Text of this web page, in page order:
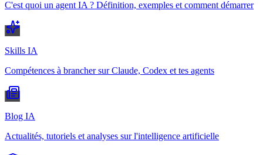
C'est quoi un agent IA ? Définition, exemples et comment démarrer
Skills IA
Compétences à brancher sur Claude, Codex et tes agents
Blog IA
Actualités, tutoriels et analyses sur l'intelligence artificielle